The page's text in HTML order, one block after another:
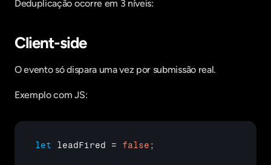
Deduplicação ocorre em 3 níveis:
Client-side
O evento só dispara uma vez por submissão real.
Exemplo com JS:
let leadFired = false ;